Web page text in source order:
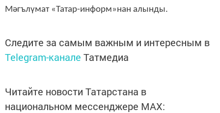
Мәгълүмат «Татар-информ»нан алынды.
Следите за самым важным и интересным в
Telegram-канале Татмедиа
Читайте новости Татарстана в
национальном мессенджере MАХ: